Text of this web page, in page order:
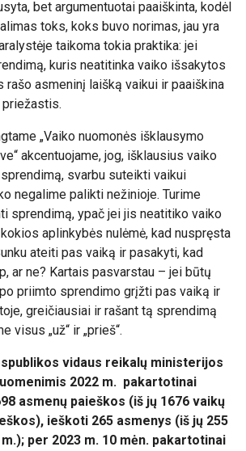
bet argumentuotai paaiškinta, kodėl
toks, koks buvo norimas, jau yra
taikoma tokia praktika: jei
kuris neatitinka vaiko išsakytos
rašo asmeninį laišką vaikui ir paaiškina
„Vaiko nuomonės išklausymo
akcentuojame, jog, išklausius vaiko
svarbu suteikti vaikui
negalime palikti nežinioje. Turime
sprendimą, ypač jei jis neatitiko vaiko
aplinkybės nulėmė, kad nuspręsta
ateiti pas vaiką ir pasakyti, kad
ar ne? Kartais pasvarstau – jei būtų
priimto sprendimo grįžti pas vaiką ir
greičiausiai ir rašant tą sprendimą
visus „už“ ir „prieš“.
vidaus reikalų ministerijos
2022 m. pakartotinai
asmenų paieškos (iš jų 1676 vaikų
ieškoti 265 asmenys (iš jų 255
per 2023 m. 10 mėn. pakartotinai